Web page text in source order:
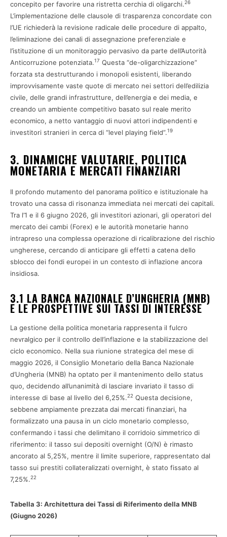
concepito per favorire una ristretta cerchia di oligarchi.26
L’implementazione delle clausole di trasparenza concordate con
l’UE richiederà la revisione radicale delle procedure di appalto,
l’eliminazione dei canali di assegnazione preferenziale e
l’istituzione di un monitoraggio pervasivo da parte dell’Autorità
Anticorruzione potenziata.17 Questa “de-oligarchizzazione”
forzata sta destrutturando i monopoli esistenti, liberando
improvvisamente vaste quote di mercato nei settori dell’edilizia
civile, delle grandi infrastrutture, dell’energia e dei media, e
creando un ambiente competitivo basato sul reale merito
economico, a netto vantaggio di nuovi attori indipendenti e
investitori stranieri in cerca di “level playing field”.19
3. DINAMICHE VALUTARIE, POLITICA
MONETARIA E MERCATI FINANZIARI
Il profondo mutamento del panorama politico e istituzionale ha
trovato una cassa di risonanza immediata nei mercati dei capitali.
Tra l’1 e il 6 giugno 2026, gli investitori azionari, gli operatori del
mercato dei cambi (Forex) e le autorità monetarie hanno
intrapreso una complessa operazione di ricalibrazione del rischio
ungherese, cercando di anticipare gli effetti a catena dello
sblocco dei fondi europei in un contesto di inflazione ancora
insidiosa.
3.1 LA BANCA NAZIONALE D’UNGHERIA (MNB)
E LE PROSPETTIVE SUI TASSI DI INTERESSE
La gestione della politica monetaria rappresenta il fulcro
nevralgico per il controllo dell’inflazione e la stabilizzazione del
ciclo economico. Nella sua riunione strategica del mese di
maggio 2026, il Consiglio Monetario della Banca Nazionale
d’Ungheria (MNB) ha optato per il mantenimento dello status
quo, decidendo all’unanimità di lasciare invariato il tasso di
interesse di base al livello del 6,25%.22 Questa decisione,
sebbene ampiamente prezzata dai mercati finanziari, ha
formalizzato una pausa in un ciclo monetario complesso,
confermando i tassi che delimitano il corridoio simmetrico di
riferimento: il tasso sui depositi overnight (O/N) è rimasto
ancorato al 5,25%, mentre il limite superiore, rappresentato dal
tasso sui prestiti collateralizzati overnight, è stato fissato al
7,25%.22
Tabella 3: Architettura dei Tassi di Riferimento della MNB
(Giugno 2026)